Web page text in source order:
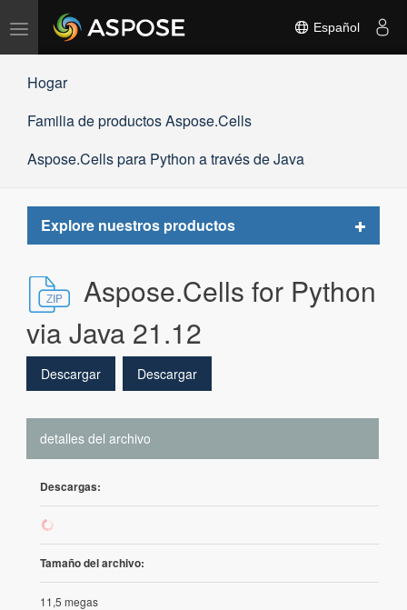
Alternar
navegación
Español
Hogar
Familia de productos Aspose.Cells
Aspose.Cells para Python a través de Java
Explore nuestros productos
Toggle
Aspose.Cells for Python
via Java 21.12
Descargar Descargar
detalles del archivo
Descargas:
3
Tamaño del archivo:
11,5 megas